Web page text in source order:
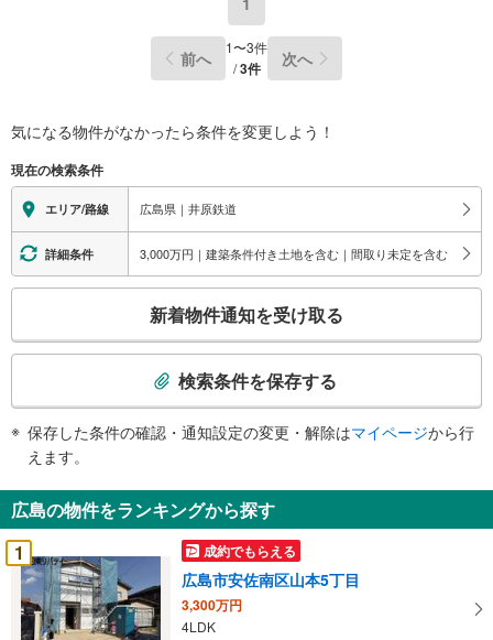
前へ 1〜3件
/3件 次へ
気になる物件がなかったら条件を変更しよう！
現在の検索条件
エリア/路線 広島県｜井原鉄道
詳細条件 3,000万円｜建築条件付き土地を含む｜間取り未定を含む
検
知
を
受
け
取
る
新着物件通知を受け取る
検索条件を保存する
保存した条件の確認・通知設定の変更・解除はマイページから行
えます。
広島の物件をランキングから探す
1
成約でもらえる
広島市安佐南区山本5丁目
3,300万円
4LDK